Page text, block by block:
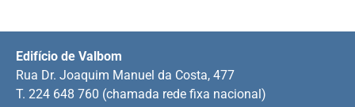
Edifício de Valbom
Rua Dr. Joaquim Manuel da Costa, 477
T. 224 648 760 (chamada rede fixa nacional)